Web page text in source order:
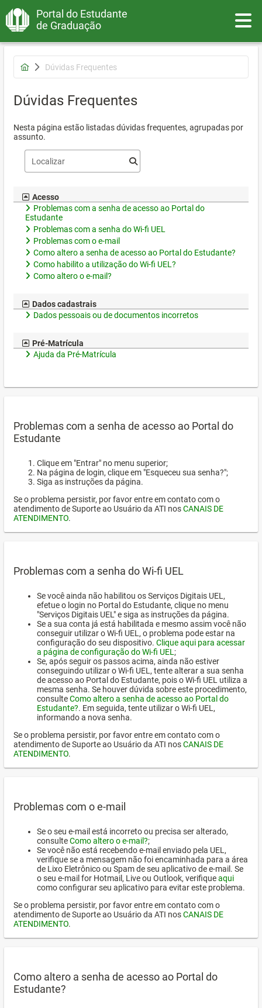
Portal do Estudante
de Graduação
Dúvidas Frequentes
Dúvidas Frequentes
Nesta página estão listadas dúvidas frequentes, agrupadas por
assunto.
Acesso
Problemas com a senha de acesso ao Portal do
Estudante
Problemas com a senha do Wi-fi UEL
Problemas com o e-mail
Como altero a senha de acesso ao Portal do Estudante?
Como habilito a utilização do Wi-fi UEL?
Como altero o e-mail?
Dados cadastrais
Dados pessoais ou de documentos incorretos
Pré-Matrícula
Ajuda da Pré-Matrícula
Problemas com a senha de acesso ao Portal do
Estudante
Clique em "Entrar" no menu superior;
Na página de login, clique em "Esqueceu sua senha?";
Siga as instruções da página.
Se o problema persistir, por favor entre em contato com o
atendimento de Suporte ao Usuário da ATI nosCANAIS DE
ATENDIMENTO.
Problemas com a senha do Wi-fi UEL
Se você ainda não habilitou os Serviços Digitais UEL,
efetue o login no Portal do Estudante, clique no menu
"Serviços Digitais UEL" e siga as instruções da página.
Se a sua conta já está habilitada e mesmo assim você não
conseguir utilizar o Wi-fi UEL, o problema pode estar na
configuração do seu dispositivo. Clique aqui para acessar
a página de configuração do Wi-fi UEL ;
Se, após seguir os passos acima, ainda não estiver
conseguindo utilizar o Wi-fi UEL, tente alterar a sua senha
de acesso ao Portal do Estudante, pois o Wi-fi UEL utiliza a
mesma senha. Se houver dúvida sobre este procedimento,
consulteComo altero a senha de acesso ao Portal do
Estudante?. Em seguida, tente utilizar o Wi-fi UEL,
informando a nova senha.
Se o problema persistir, por favor entre em contato com o
atendimento de Suporte ao Usuário da ATI nosCANAIS DE
ATENDIMENTO.
Problemas com o e-mail
Se o seu e-mail está incorreto ou precisa ser alterado,
consulteComo altero o e-mail?;
Se você não está recebendo e-mail enviado pela UEL,
verifique se a mensagem não foi encaminhada para a área
de Lixo Eletrônico ou Spam de seu aplicativo de e-mail. Se
o seu e-mail for Hotmail, Live ou Outlook, verifiqueaqui
como configurar seu aplicativo para evitar este problema.
Se o problema persistir, por favor entre em contato com o
atendimento de Suporte ao Usuário da ATI nosCANAIS DE
ATENDIMENTO.
Como altero a senha de acesso ao Portal do
Estudante?